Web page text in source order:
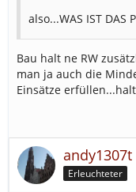
also...WAS IST DAS
Bau halt ne RW
man ja auch die
Einsätze
andy1307t
Erleuchteter